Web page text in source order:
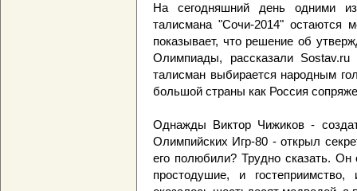
На сегодняшний день одними
талисмана "Сочи-2014"
показывает, что решение об
Олимпиады, рассказали
талисман выбирается народным
большой страны как Россия
Однажды Виктор Чижиков -
Олимпийских Игр-80 - открыл
его полюбили? Трудно сказать. Он
простодушие, и